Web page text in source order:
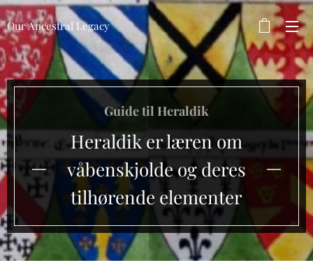
Our Ancestral Legacy
Guide til Heraldik
Heraldik er læren om
våbenskjolde og deres
tilhørende elementer